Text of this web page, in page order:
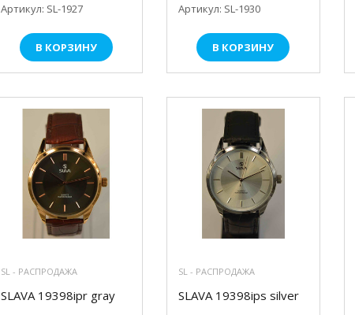
Артикул: SL-1927
В КОРЗИНУ
Артикул: SL-1930
В КОРЗИНУ
SL - РАСПРОДАЖА
SLAVA 19398ipr gray
SL - РАСПРОДАЖА
SLAVA 19398ips silver